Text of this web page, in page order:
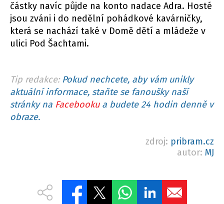
částky navíc půjde na konto nadace Adra. Hosté
jsou zváni i do nedělní pohádkové kavárničky,
která se nachází také v Domě dětí a mládeže v
ulici Pod Šachtami.
Tip redakce: Pokud nechcete, aby vám unikly
aktuální informace, staňte se fanoušky naší
stránky na Facebookua budete 24 hodin denně v
obraze.
zdroj: pribram.cz
autor: MJ